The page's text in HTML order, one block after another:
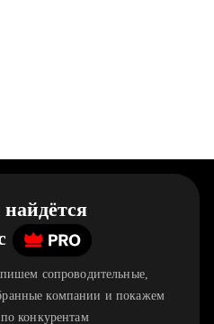
сопроводительные,
компании и покажем
конкурентам